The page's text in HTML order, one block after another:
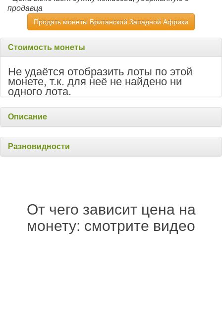
продавца
Продать монеты Британской Западной Африки
Стоимость монеты
Не удаётся отобразить лоты по этой
монете, т.к. для неё не найдено ни
одного лота.
Описание
Разновидности
От чего зависит цена на
монету: смотрите видео